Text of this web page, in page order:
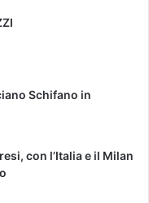
Schifano in
con l’Italia e il Milan